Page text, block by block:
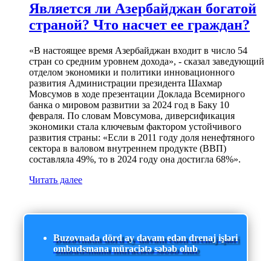
Является ли Азербайджан богатой
страной? Что насчет ее граждан?
«В настоящее время Азербайджан входит в число 54
стран со средним уровнем дохода», - сказал заведующий
отделом экономики и политики инновационного
развития Администрации президента Шахмар
Мовсумов в ходе презентации Доклада Всемирного
банка о мировом развитии за 2024 год в Баку 10
февраля. По словам Мовсумова, диверсификация
экономики стала ключевым фактором устойчивого
развития страны: «Если в 2011 году доля ненефтяного
сектора в валовом внутреннем продукте (ВВП)
составляла 49%, то в 2024 году она достигла 68%».
Читать далее
Buzovnada dörd ay davam edən drenaj işləri
ombudsmana müraciətə səbəb olub